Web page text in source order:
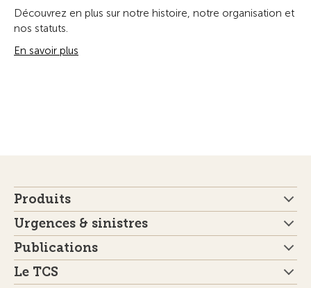
Découvrez en plus sur notre histoire, notre organisation et
nos statuts.
En savoir plus
Produits
Urgences & sinistres
Publications
Le TCS